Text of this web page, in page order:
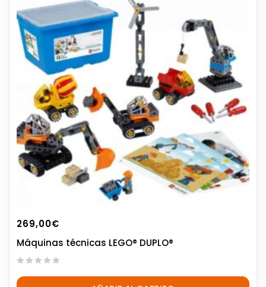
269,00€
Máquinas técnicas LEGO® DUPLO®
out